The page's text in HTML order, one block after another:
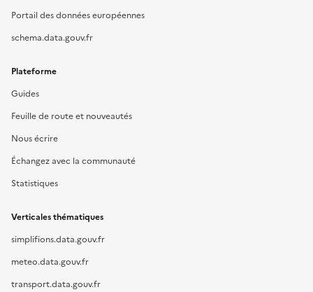
Portail des données européennes
schema.data.gouv.fr
Plateforme
Guides
Feuille de route et nouveautés
Nous écrire
Échangez avec la communauté
Statistiques
Verticales thématiques
simplifions.data.gouv.fr
meteo.data.gouv.fr
transport.data.gouv.fr